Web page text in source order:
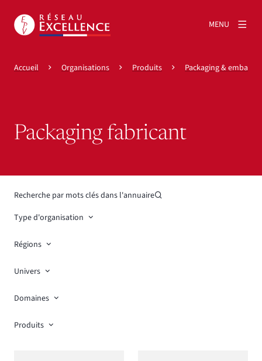
MENU
Accueil Organisations Produits Packaging &
Packaging fabricant
Recherche par mots clés dans l'annuaire
Type d'organisation
Régions
Univers
Domaines
Produits